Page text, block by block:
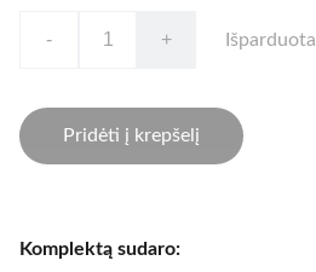
- + Išparduota
Pridėti į krepšelį
Komplektą sudaro: